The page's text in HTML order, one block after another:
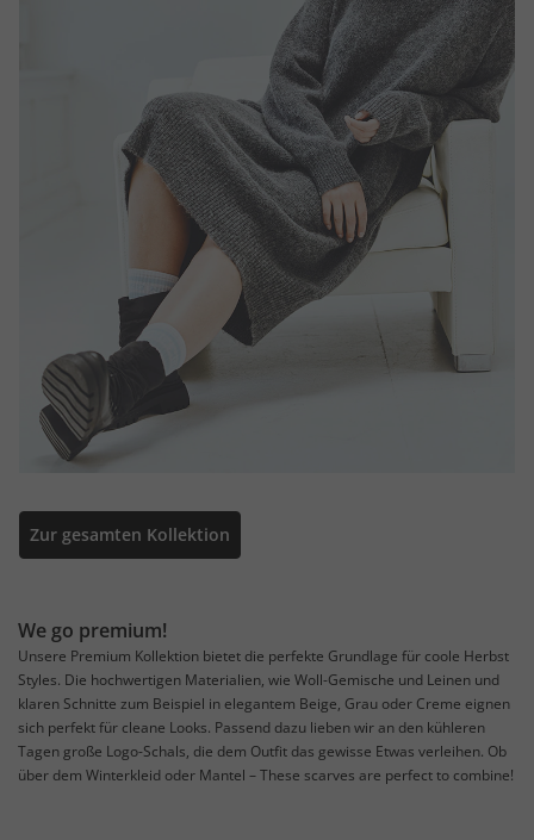
Zur gesamten Kollektion
We go premium!
Unsere Premium Kollektion bietet die perfekte Grundlage für coole Herbst
Styles. Die hochwertigen Materialien, wie Woll-Gemische und Leinen und
klaren Schnitte zum Beispiel in elegantem Beige, Grau oder Creme eignen
sich perfekt für cleane Looks. Passend dazu lieben wir an den kühleren
Tagen große Logo-Schals, die dem Outfit das gewisse Etwas verleihen. Ob
über dem Winterkleid oder Mantel – These scarves are perfect to combine!